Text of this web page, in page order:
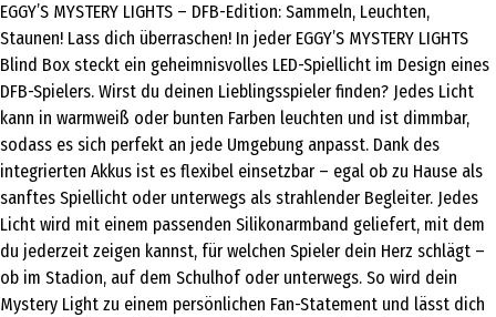
EGGY’S MYSTERY LIGHTS – DFB-Edition: Sammeln, Leuchten,
Staunen! Lass dich überraschen! In jeder EGGY’S MYSTERY LIGHTS
Blind Box steckt ein geheimnisvolles LED-Spiellicht im Design eines
DFB-Spielers. Wirst du deinen Lieblingsspieler finden? Jedes Licht
kann in warmweiß oder bunten Farben leuchten und ist dimmbar,
sodass es sich perfekt an jede Umgebung anpasst. Dank des
integrierten Akkus ist es flexibel einsetzbar – egal ob zu Hause als
sanftes Spiellicht oder unterwegs als strahlender Begleiter. Jedes
Licht wird mit einem passenden Silikonarmband geliefert, mit dem
du jederzeit zeigen kannst, für welchen Spieler dein Herz schlägt –
ob im Stadion, auf dem Schulhof oder unterwegs. So wird dein
Mystery Light zu einem persönlichen Fan-Statement und lässt dich